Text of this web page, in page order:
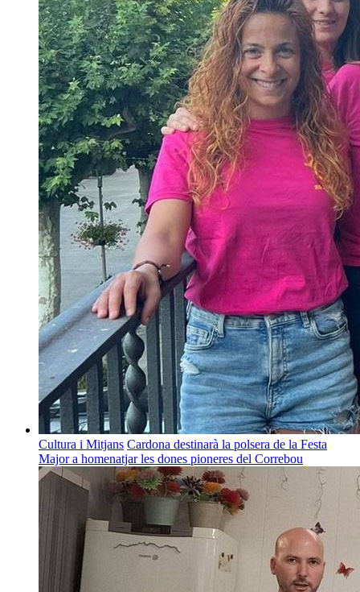
Cultura i Mitjans Cardona destinarà la polsera de la Festa
Major a homenatjar les dones pioneres del Correbou